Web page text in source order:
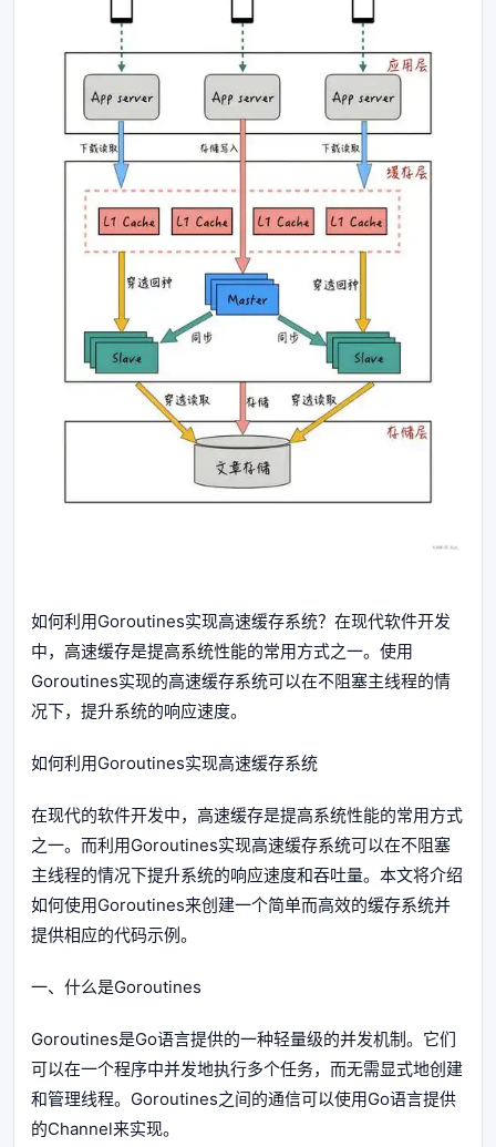
如何利用Goroutines实现高速缓存系统？在现代软件开发
中，高速缓存是提高系统性能的常用方式之一。使用
Goroutines实现的高速缓存系统可以在不阻塞主线程的情
况下，提升系统的响应速度。
如何利用Goroutines实现高速缓存系统
在现代的软件开发中，高速缓存是提高系统性能的常用方式
之一。而利用Goroutines实现高速缓存系统可以在不阻塞
主线程的情况下提升系统的响应速度和吞吐量。本文将介绍
如何使用Goroutines来创建一个简单而高效的缓存系统并
提供相应的代码示例。
一、什么是Goroutines
Goroutines是Go语言提供的一种轻量级的并发机制。它们
可以在一个程序中并发地执行多个任务，而无需显式地创建
和管理线程。Goroutines之间的通信可以使用Go语言提供
的Channel来实现。